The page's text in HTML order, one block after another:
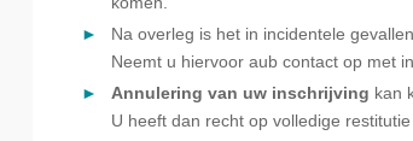
Na overleg is het in incidentele
Neemt u hiervoor aub contact op met
Annulering van uw inschrijving kan
U heeft dan recht op volledige